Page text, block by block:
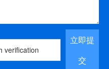
立即提
交